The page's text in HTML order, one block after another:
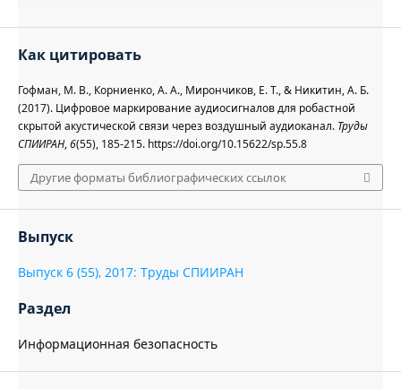
Как цитировать
Гофман, М. В., Корниенко, А. А., Мирончиков, Е. Т., & Никитин, А. Б.
(2017). Цифровое маркирование аудиосигналов для робастной
скрытой акустической связи через воздушный аудиоканал. Труды
СПИИРАН,6(55), 185-215. https://doi.org/10.15622/sp.55.8
Другие форматы библиографических ссылок
Выпуск
Выпуск 6 (55), 2017: Труды СПИИРАН
Раздел
Информационная безопасность